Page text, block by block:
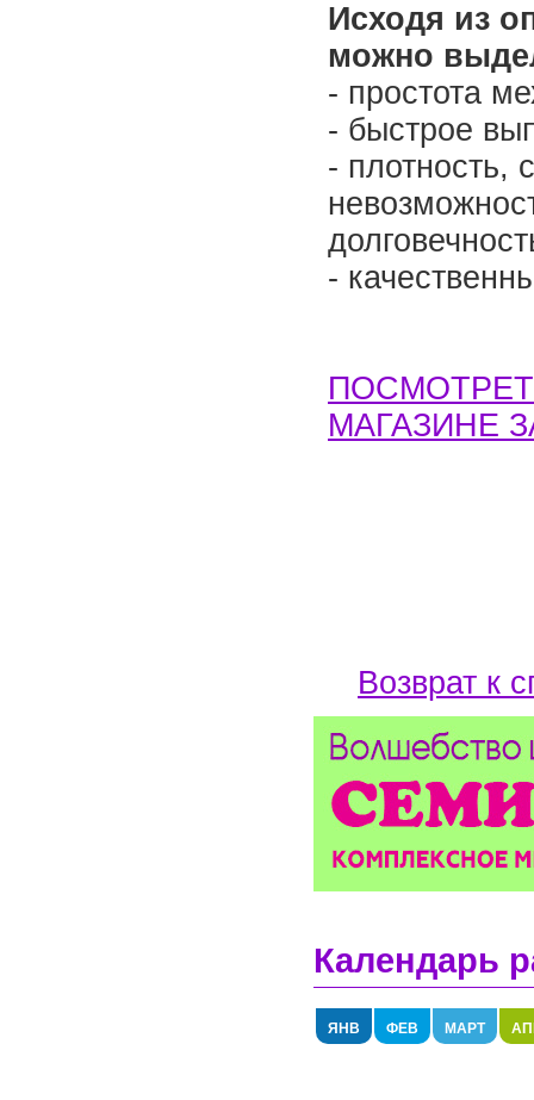
Исходя из
можно
- простота
- быстрое
- плотность,
-
МАГАЗИНЕ
Возврат к
Календарь
ЯНВ ФЕВ МАРТ